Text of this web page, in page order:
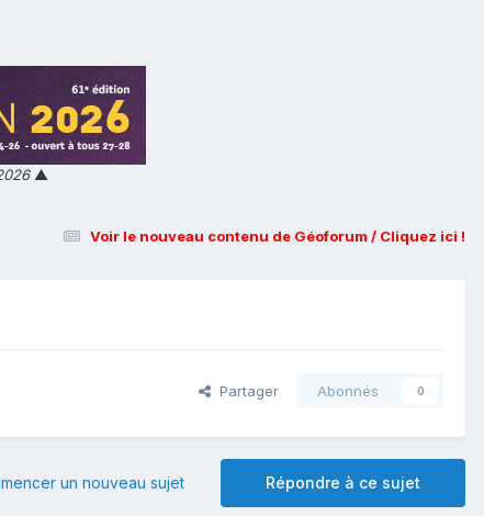
▲
Voir le nouveau contenu de Géoforum / Cliquez ici !
Partager Abonnés 0
Répondre à ce sujet
un nouveau sujet